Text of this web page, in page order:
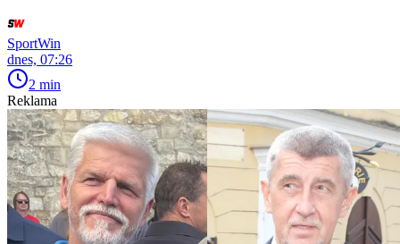
SportWin
dnes, 07:26
2 min
Reklama